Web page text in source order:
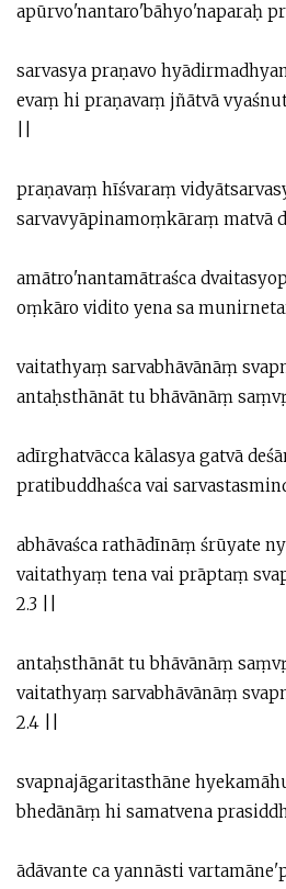
apūrvo'nantaro'bāhyo'naparaḥ
sarvasya praṇavo
evaṃ hi praṇavaṃ jñātvā
praṇavaṃ hīśvaraṃ
sarvavyāpinamoṃkāraṃ matvā
amātro'nantamātraśca
oṃkāro vidito yena sa
vaitathyaṃ sarvabhāvānāṃ
antaḥsthānāt tu bhāvānāṃ
adīrghatvācca kālasya gatvā
pratibuddhaśca vai
abhāvaśca rathādīnāṃ śrūyate
vaitathyaṃ tena vai prāptaṃ
2.3 ||
antaḥsthānāt tu bhāvānāṃ
vaitathyaṃ sarvabhāvānāṃ
2.4 ||
svapnajāgaritasthāne
bhedānāṃ hi samatvena
ādāvante ca yannāsti